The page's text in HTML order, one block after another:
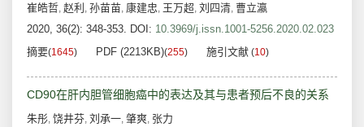
崔皓哲, 赵利 , 孙苗苗, 康建忠, 王万超, 刘四清, 曹立瀛
2020, 36(2): 348-353. DOI: 10.3969/j.issn.1001-5256.2020.02.023
摘要(1645) PDF (2213KB)(255) 施引文献 (10)
CD90在肝内胆管细胞癌中的表达及其与患者预后不良的关系
朱彤, 饶井芬, 刘承一, 肇爽, 张力